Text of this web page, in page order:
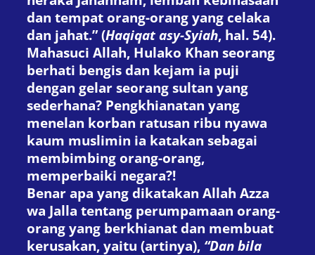
dan tempat orang-orang yang celaka
dan jahat.” (Haqiqat asy-Syiah, hal. 54).
Mahasuci Allah, Hulako Khan seorang
berhati bengis dan kejam ia puji
dengan gelar seorang sultan yang
sederhana? Pengkhianatan yang
menelan korban ratusan ribu nyawa
kaum muslimin ia katakan sebagai
membimbing orang-orang,
memperbaiki negara?!
Benar apa yang dikatakan Allah Azza
wa Jalla tentang perumpamaan orang-
orang yang berkhianat dan membuat
kerusakan, yaitu (artinya), “Dan bila